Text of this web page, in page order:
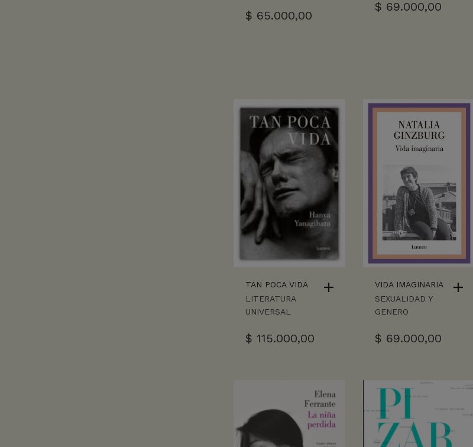
$ 65.000,00
$ 69.000,00
TAN POCA VIDA
LITERATURA
UNIVERSAL
$ 115.000,00
VIDA IMAGINARIA
SEXUALIDAD Y
GENERO
$ 69.000,00